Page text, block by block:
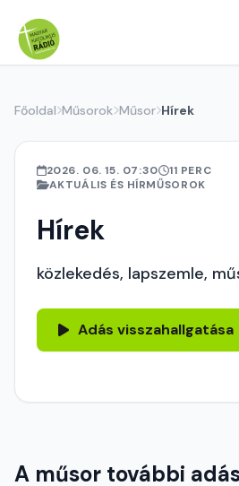
Főoldal Műsorok Műsor Hírek
2026. 06. 15. 07:30
11 PERC
AKTUÁLIS ÉS HÍRMŰSOROK
Hírek
közlekedés, lapszemle,
Adás visszahallgatása
A műsor további